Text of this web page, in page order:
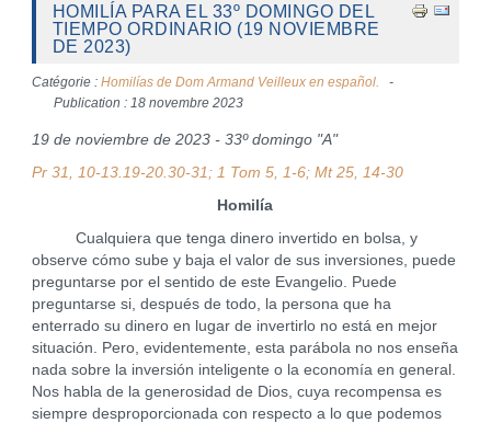
HOMILÍA PARA EL 33º DOMINGO DEL
TIEMPO ORDINARIO (19 NOVIEMBRE
DE 2023)
Catégorie : Homilías de Dom Armand Veilleux en español.
Publication : 18 novembre 2023
19 de noviembre de 2023 - 33º domingo "A"
Pr 31, 10-13.19-20.30-31; 1 Tom 5, 1-6; Mt 25, 14-30
Homilía
Cualquiera que tenga dinero invertido en bolsa, y
observe cómo sube y baja el valor de sus inversiones, puede
preguntarse por el sentido de este Evangelio. Puede
preguntarse si, después de todo, la persona que ha
enterrado su dinero en lugar de invertirlo no está en mejor
situación. Pero, evidentemente, esta parábola no nos enseña
nada sobre la inversión inteligente o la economía en general.
Nos habla de la generosidad de Dios, cuya recompensa es
siempre desproporcionada con respecto a lo que podemos